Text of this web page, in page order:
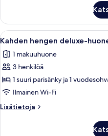
Queen
Beds
Avaa
kaikki
huonetyypin
Kahden
hengen
deluxe-
huone,
parveke
5
Kahden hengen deluxe-
1 makuuhuone
3 henkilöä
1 suuri parisänky ja 1
Ilmainen Wi-Fi
Lisätietoja
Lisätietoja